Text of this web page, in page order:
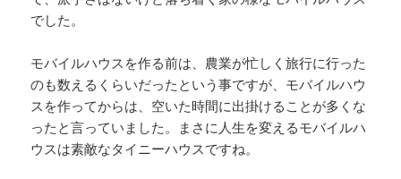
でした。
モバイルハウスを作る前は、農業が忙しく旅行に行った
のも数えるくらいだったという事ですが、モバイルハウ
スを作ってからは、空いた時間に出掛けることが多くな
ったと言っていました。まさに人生を変えるモバイルハ
ウスは素敵なタイニーハウスですね。